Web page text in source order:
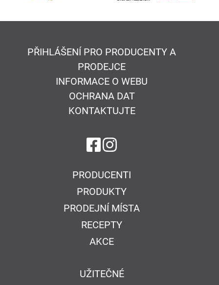
PŘIHLÁŠENÍ PRO PRODUCENTY A
PRODEJCE
INFORMACE O WEBU
OCHRANA DAT
KONTAKTUJTE
na Facebook
na Instagram
PRODUCENTI
PRODUKTY
PRODEJNÍ MÍSTA
RECEPTY
AKCE
UŽITEČNÉ